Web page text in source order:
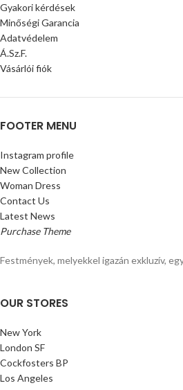
Gyakori kérdések
Minőségi Garancia
Adatvédelem
Á.Sz.F.
Vásárlói fiók
FOOTER MENU
Instagram profile
New Collection
Woman Dress
Contact Us
Latest News
Purchase Theme
Festmények, melyekkel igazán exkluzív,
OUR STORES
New York
London SF
Cockfosters BP
Los Angeles